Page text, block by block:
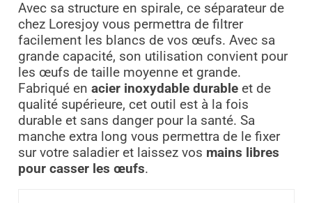
Avec sa structure en spirale, ce séparateur de
chez Loresjoy vous permettra de filtrer
facilement les blancs de vos œufs. Avec sa
grande capacité, son utilisation convient pour
les œufs de taille moyenne et grande.
Fabriqué en acier inoxydable durableet de
qualité supérieure, cet outil est à la fois
durable et sans danger pour la santé. Sa
manche extra long vous permettra de le fixer
sur votre saladier et laissez vos mains libres
pour casser les œufs.